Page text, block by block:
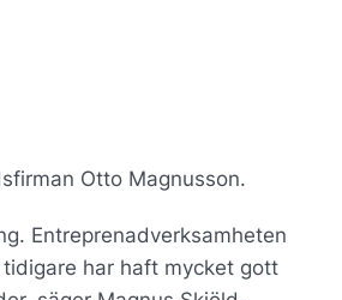
Otto Magnusson.
Entreprenadverksamheten
har haft mycket gott